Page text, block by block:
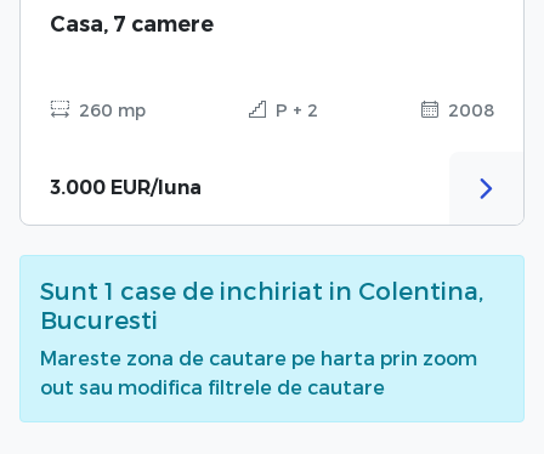
Casa, 7 camere
260 mp P + 2 2008
3.000 EUR/luna
Sunt 1 case de inchiriat in Colentina,
Bucuresti
Mareste zona de cautare pe harta prin zoom
out sau modifica filtrele de cautare